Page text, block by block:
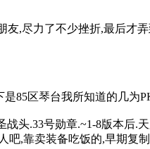
,尽力了不少挫折,最后才
85区琴台我所知道的几为
.33号勋章.~1-8版本后.
,靠卖装备吃饭的,早期复